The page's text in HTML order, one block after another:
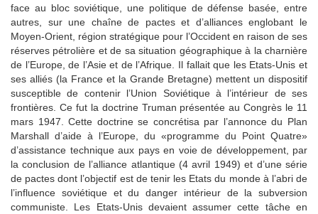
face au bloc soviétique, une politique de défense basée, entre
autres, sur une chaîne de pactes et d’alliances englobant le
Moyen-Orient, région stratégique pour l’Occident en raison de ses
réserves pétrolière et de sa situation géographique à la charnière
de l’Europe, de l’Asie et de l’Afrique. Il fallait que les Etats-Unis et
ses alliés (la France et la Grande Bretagne) mettent un dispositif
susceptible de contenir l’Union Soviétique à l’intérieur de ses
frontières. Ce fut la doctrine Truman présentée au Congrès le 11
mars 1947. Cette doctrine se concrétisa par l’annonce du Plan
Marshall d’aide à l’Europe, du «programme du Point Quatre»
d’assistance technique aux pays en voie de développement, par
la conclusion de l’alliance atlantique (4 avril 1949) et d’une série
de pactes dont l’objectif est de tenir les Etats du monde à l’abri de
l’influence soviétique et du danger intérieur de la subversion
communiste. Les Etats-Unis devaient assumer cette tâche en